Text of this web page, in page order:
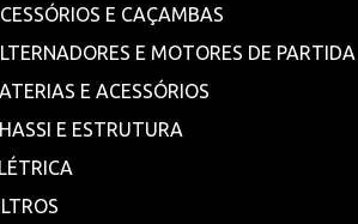
E CAÇAMBAS
E MOTORES DE PARTIDA
E ACESSÓRIOS
E ESTRUTURA